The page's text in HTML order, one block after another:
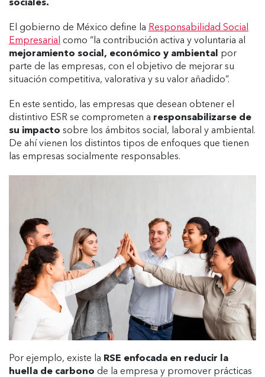
sociales.
El gobierno de México define la Responsabilidad Social
Empresarial como “la contribución activa y voluntaria al
mejoramiento social, económico y ambiental
por
parte de las empresas, con el objetivo de mejorar su
situación competitiva, valorativa y su valor añadido”.
En este sentido, las empresas que desean obtener el
distintivo ESR se comprometen a responsabilizarse de
su impacto sobre los ámbitos social, laboral y ambiental.
De ahí vienen los distintos tipos de enfoques que tienen
las empresas socialmente responsables.
Por ejemplo, existe la RSE enfocada en reducir la
huella de carbono de la empresa y promover prácticas